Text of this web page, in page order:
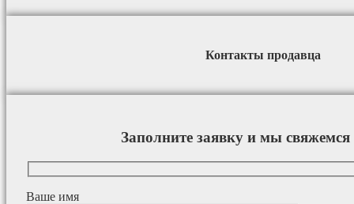
Контакты продавца
Заполните заявку и мы
Ваше имя